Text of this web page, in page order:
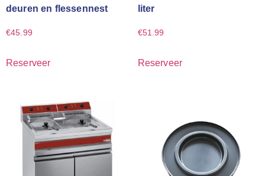
deuren en flessennest
€45.99
Reserveer
liter
€51.99
Reserveer